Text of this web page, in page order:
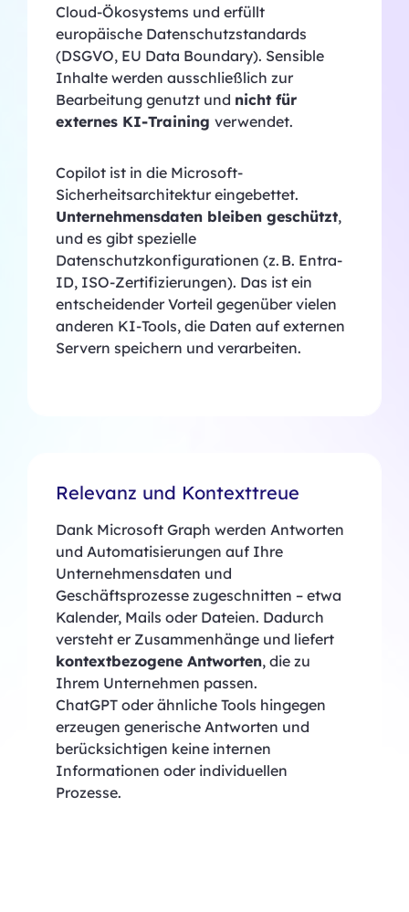
Cloud-Ökosystems und erfüllt
europäische Datenschutzstandards
(DSGVO, EU Data Boundary). Sensible
Inhalte werden ausschließlich zur
Bearbeitung genutzt und nicht für
externes KI-Training verwendet.​
Copilot ist in die Microsoft-
Sicherheitsarchitektur eingebettet.
Unternehmensdaten bleiben geschützt,
und es gibt spezielle
Datenschutzkonfigurationen (z. B. Entra-
ID, ISO-Zertifizierungen). Das ist ein
entscheidender Vorteil gegenüber vielen
anderen KI-Tools, die Daten auf externen
Servern speichern und verarbeiten.
Relevanz und Kontexttreue
Dank Microsoft Graph werden Antworten
und Automatisierungen auf Ihre
Unternehmensdaten und
Geschäftsprozesse zugeschnitten – etwa
Kalender, Mails oder Dateien. Dadurch
versteht er Zusammenhänge und liefert
kontextbezogene Antworten, die zu
Ihrem Unternehmen passen.
ChatGPT oder ähnliche Tools hingegen
erzeugen generische Antworten und
berücksichtigen keine internen
Informationen oder individuellen
Prozesse.